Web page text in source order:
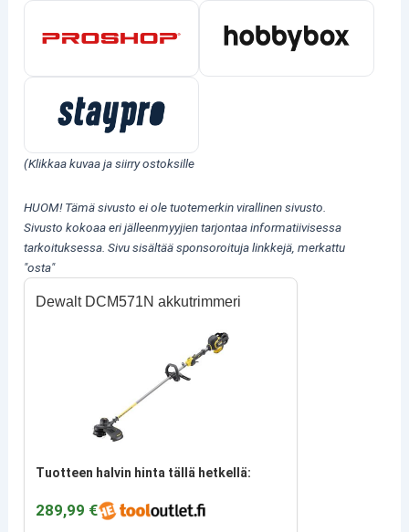
(Klikkaa kuvaa ja siirry ostoksille
HUOM! Tämä sivusto ei ole tuotemerkin virallinen sivusto.
Sivusto kokoaa eri jälleenmyyjien tarjontaa informatiivisessa
tarkoituksessa.Sivu sisältää sponsoroituja linkkejä, merkattu
"osta"
Dewalt DCM571N akkutrimmeri
Tuotteen halvin hinta tällä hetkellä:
289,99 €